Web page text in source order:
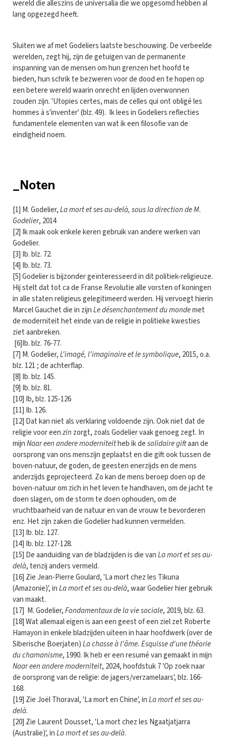
wereld die alleszins de universalia die we opgesomd hebben al
lang opgezegd heeft.
Sluiten we af met Godeliers laatste beschouwing. De verbeelde
werelden, zegt hij, zijn de getuigen van de permanente
inspanning van de mensen om hun grenzen het hoofd te
bieden, hun schrik te bezweren voor de dood en te hopen op
een betere wereld waarin onrecht en lijden overwonnen
zouden zijn. 'Utopies certes, mais de celles qui ont obligé les
hommes à s'inventer' (blz. 49). Ik lees in Godeliers reflecties
fundamentele elementen van wat ik een filosofie van de
eindigheid noem.
_Noten
[1] M. Godelier,La mort et ses au-delà, sous la direction de M.
Godelier, 2014
[2] Ik maak ook enkele keren gebruik van andere werken van
Godelier.
[3] Ib. blz. 72.
[4] Ib. blz. 73.
[5] Godelier is bijzonder geïnteresseerd in dit politiek-religieuze.
Hij stelt dat tot ca de Franse Revolutie alle vorsten of koningen
in alle staten religieus gelegitimeerd werden. Hij vervoegt hierin
Marcel Gauchet die in zijnLe désenchantement du mondemet
de moderniteit het einde van de religie in politieke kwesties
ziet aanbreken.
[6]Ib. blz. 76-77.
[7] M. Godelier,L'imagé, l'imaginaire et le symbolique, 2015, o.a.
blz. 121 ; de achterflap.
[8] Ib. blz. 145.
[9] Ib. blz. 81.
[10] Ib, blz. 125-126
[11] Ib. 126.
[12] Dat kan niet als verklaring voldoende zijn. Ook niet dat de
religie voor eenzin zorgt, zoals Godelier vaak genoeg zegt. In
mijnNaar een andere moderniteitheb ik desolidaire giftaan de
oorsprong van ons menszijn geplaatst en die gift ook tussen de
boven-natuur, de goden, de geesten enerzijds en de mens
anderzijds geprojecteerd. Zo kan de mens beroep doen op de
boven-natuur om zich in het leven te handhaven, om de jacht te
doen slagen, om de storm te doen ophouden, om de
vruchtbaarheid van de natuur en van de vrouw te bevorderen
enz. Het zijn zaken die Godelier had kunnen vermelden.
[13] Ib. blz. 127.
[14] Ib. blz. 127-128.
[15] De aanduiding van de bladzijden is die vanLa mort et ses au-
delà, tenzij anders vermeld.
[16] Zie Jean-Pierre Goulard, 'La mort chez les Tikuna
(Amazonie)', inLa mort et ses au-delà, waar Godelier hier gebruik
van maakt.
[17] M. Godelier,Fondamentaux de la vie sociale, 2019, blz. 63.
[18] Wat allemaal eigen is aan een geest of een ziel zet Roberte
Hamayon in enkele bladzijden uiteen in haar hoofdwerk (over de
Siberische Boerjaten)La chasse à l'âme. Esquisse d'une théorie
du chamanisme, 1990. Ik heb er een resumé van gemaakt in mijn
Naar een andere moderniteit, 2024, hoofdstuk 7 'Op zoek naar
de oorsprong van de religie: de jagers/verzamelaars', blz. 166-
168.
[19] Zie Joël Thoraval, 'La mort en Chine', inLa mort et ses au-
delà.
[20] Zie Laurent Dousset, 'La mort chez les Ngaatjatjarra
(Australie)', inLa mort et ses au-delà.